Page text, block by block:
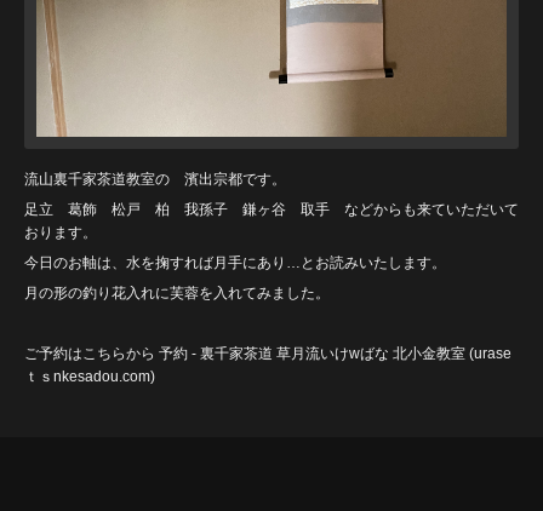
流山裏千家茶道教室の 濱出宗都です。
足立 葛飾 松戸 柏 我孫子 鎌ヶ谷 取手 などからも来ていただいて
おります。
今日のお軸は、水を掬すれば月手にあり…とお読みいたします。
月の形の釣り花入れに芙蓉を入れてみました。
ご予約はこちらから 予約 - 裏千家茶道 草月流いけwばな 北小金教室 (urase
ｔｓnkesadou.com)